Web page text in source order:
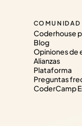
COMUNIDAD
Coderhouse
Blog
Opiniones de
Alianzas
Plataforma
Preguntas
CoderCamp